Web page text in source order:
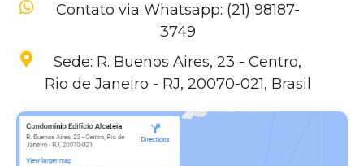
Contato via Whatsapp: (21) 98187-
3749
Sede: R. Buenos Aires, 23 - Centro,
Rio de Janeiro - RJ, 20070-021, Brasil